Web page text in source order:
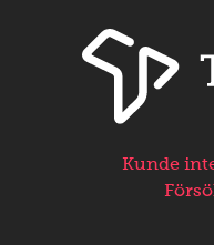
Kunde